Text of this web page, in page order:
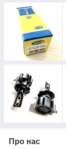
Про нас